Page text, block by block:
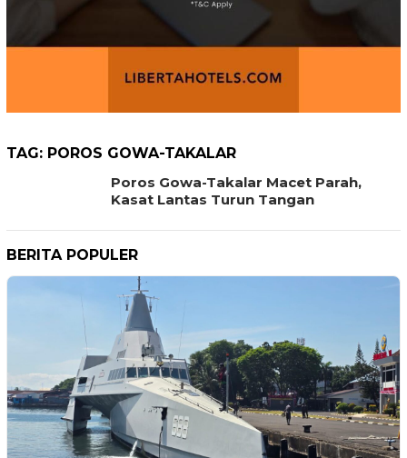
TAG: POROS GOWA-TAKALAR
Poros Gowa-Takalar Macet Parah,
Kasat Lantas Turun Tangan
BERITA POPULER